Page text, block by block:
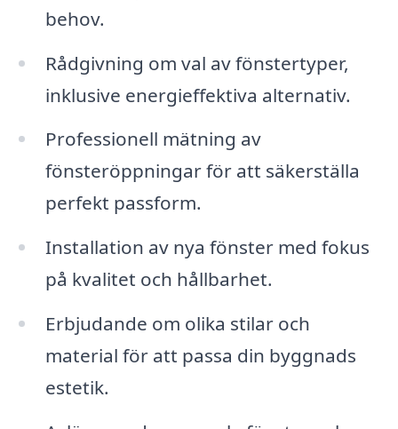
behov.
Rådgivning om val av fönstertyper,
inklusive energieffektiva alternativ.
Professionell mätning av
fönsteröppningar för att säkerställa
perfekt passform.
Installation av nya fönster med fokus
på kvalitet och hållbarhet.
Erbjudande om olika stilar och
material för att passa din byggnads
estetik.